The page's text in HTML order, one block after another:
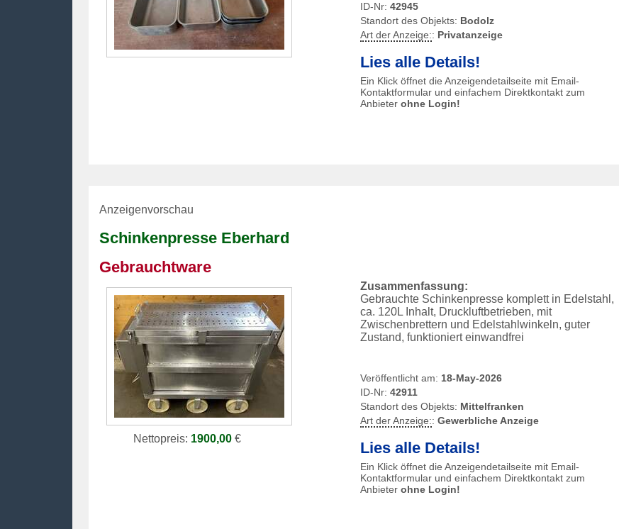
ID-Nr: 42945
Standort des Objekts: Bodolz
Art der Anzeige:: Privatanzeige
Lies alle Details!
Ein Klick öffnet die Anzeigendetailseite mit Email-
Kontaktformular und einfachem Direktkontakt zum
Anbieter ohne Login!
Anzeigenvorschau
Schinkenpresse Eberhard
Gebrauchtware
Nettopreis: 1900,00€
Zusammenfassung:
Gebrauchte Schinkenpresse komplett in Edelstahl,
ca. 120L Inhalt, Druckluftbetrieben, mit
Zwischenbrettern und Edelstahlwinkeln, guter
Zustand, funktioniert einwandfrei
Veröffentlicht am: 18-May-2026
ID-Nr: 42911
Standort des Objekts: Mittelfranken
Art der Anzeige:: Gewerbliche Anzeige
Lies alle Details!
Ein Klick öffnet die Anzeigendetailseite mit Email-
Kontaktformular und einfachem Direktkontakt zum
Anbieter ohne Login!